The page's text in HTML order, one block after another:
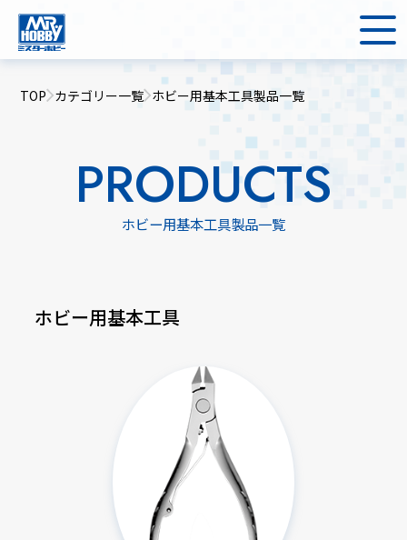
TOP カテゴリー一覧 ホビー用基本工具製品一覧
PRODUCTS
ホビー用基本工具製品一覧
ホビー用基本工具